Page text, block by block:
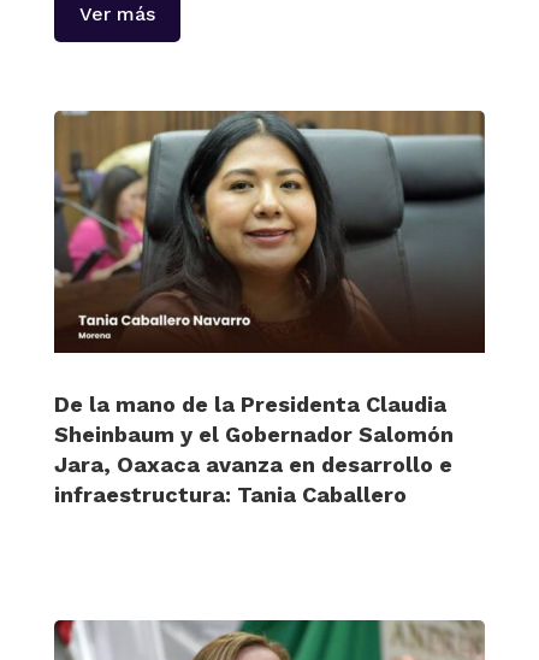
Ver más
De la mano de la Presidenta Claudia
Sheinbaum y el Gobernador Salomón
Jara, Oaxaca avanza en desarrollo e
infraestructura: Tania Caballero